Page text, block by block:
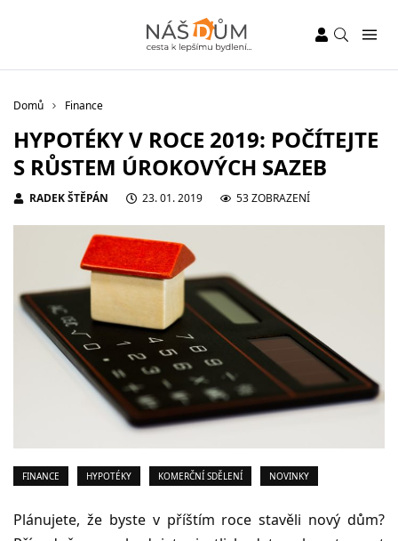
Domů Finance
HYPOTÉKY V ROCE 2019: POČÍTEJTE
S RŮSTEM ÚROKOVÝCH SAZEB
RADEK ŠTĚPÁN 23. 01. 2019 53 ZOBRAZENÍ
FINANCE HYPOTÉKY KOMERČNÍ SDĚLENÍ NOVINKY
Plánujete, že byste v příštím roce stavěli nový dům?